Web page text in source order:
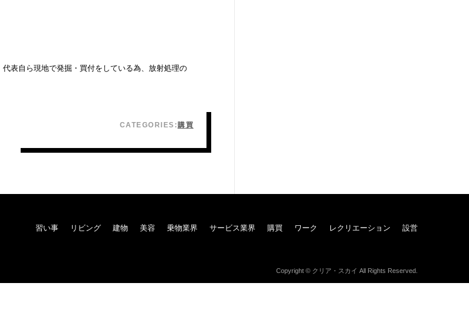
表自ら現地で発掘・買付をしている為、放射処理の
CATEGORIES:購買
設営
レクリエーション
ワーク
購買
サービス業界
乗物業界
美容
建物
リビング
習い事
Copyright © クリア・スカイ All Rights Reserved.